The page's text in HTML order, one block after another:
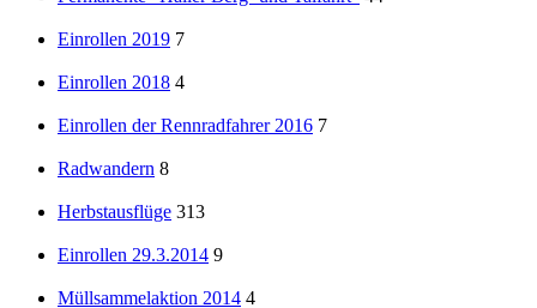
Einrollen 2019 7
Einrollen 2018 4
Einrollen der Rennradfahrer 2016 7
Radwandern 8
Herbstausflüge 313
Einrollen 29.3.2014 9
Müllsammelaktion 2014 4